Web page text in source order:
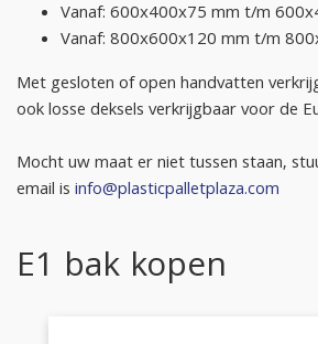
Vanaf: 600x400x75 mm t/m
Vanaf: 800x600x120 mm t/m
Met gesloten of open handvatten
ook losse deksels verkrijgbaar voor de
Mocht uw maat er niet tussen staan,
email isinfo@plasticpalletplaza.com
E1 bak kopen